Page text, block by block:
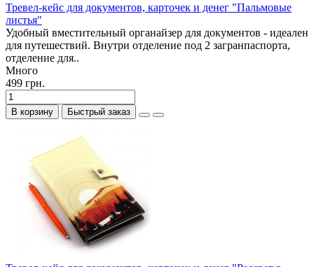
Тревел-кейс для документов, карточек и денег "Пальмовые
листья"
Удобный вместительный органайзер для документов - идеален
для путешествий. Внутри отделение под 2 загранпаспорта,
отделение для..
Много
499 грн.
В корзину Быстрый заказ